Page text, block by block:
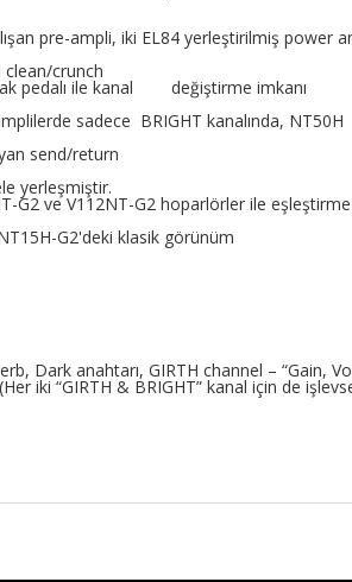
pre-ampli, iki EL84 yerleştirilmiş power
crunch
pedalı ile kanal değiştirme imkanı
sadece BRIGHT kanalında, NT50H
send/return
yerleşmiştir.
ve V112NT-G2 hoparlörler ile eşleştirme
G2'deki klasik görünüm
Dark anahtarı, GIRTH channel – “Gain,
iki “GIRTH & BRIGHT” kanal için de